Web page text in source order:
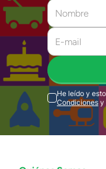
He leído y
Condiciones y